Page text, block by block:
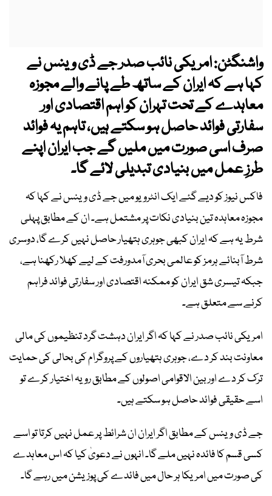
واشنگٹن: امریکی نائب صدر جے ڈی وینس نے
کہا ہے کہ ایران کے ساتھ طے پانے والے مجوزہ
معاہدے کے تحت تہران کو اہم اقتصادی اور
سفارتی فوائد حاصل ہو سکتے ہیں، تاہم یہ فوائد
صرف اسی صورت میں ملیں گے جب ایران اپنے
طرزِ عمل میں بنیادی تبدیلی لائے گا۔
فاکس نیوز کو دیے گئے ایک انٹرویو میں جے ڈی وینس نے کہا کہ
مجوزہ معاہدہ تین بنیادی نکات پر مشتمل ہے۔ ان کے مطابق پہلی
شرط یہ ہے کہ ایران کبھی جوہری ہتھیار حاصل نہیں کرے گا، دوسری
شرط آبنائے ہرمز کو عالمی بحری آمدورفت کے لیے کھلا رکھنا ہے،
جبکہ تیسری شق ایران کو ممکنہ اقتصادی اور سفارتی فوائد فراہم
کرنے سے متعلق ہے۔
امریکی نائب صدر نے کہا کہ اگر ایران دہشت گرد تنظیموں کی مالی
معاونت بند کر دے، جوہری ہتھیاروں کے پروگرام کی بحالی کی حمایت
ترک کر دے اور بین الاقوامی اصولوں کے مطابق رویہ اختیار کرے تو
اسے حقیقی فوائد حاصل ہو سکتے ہیں۔
جے ڈی وینس کے مطابق اگر ایران ان شرائط پر عمل نہیں کرتا تو اسے
کسی قسم کا فائدہ نہیں ملے گا۔ انہوں نے دعویٰ کیا کہ اس معاہدے
کی صورت میں امریکا ہر حال میں فائدے کی پوزیشن میں رہے گا۔